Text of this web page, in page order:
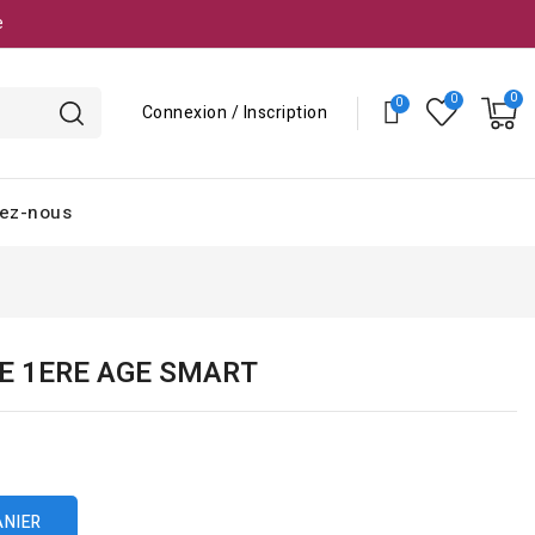
Connexion / Inscription
nous
1ERE AGE SMART